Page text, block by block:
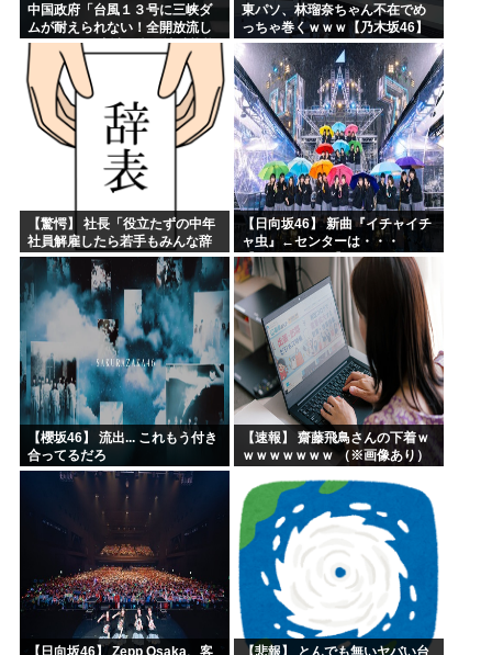
中国政府「台風１３号に三峡ダ
ムが耐えられない！全開放流し
ろ！」⇒ 下流域の街が壊滅状態
ｗｗｗｗｗ
東パソ、林瑠奈ちゃん不在でめ
っちゃ巻くｗｗｗ【乃木坂46】
【驚愕】 社長「役立たずの中年
社員解雇したら若手もみんな辞
めてしまった…」
【日向坂46】 新曲『イチャイチ
ャ虫』←センターは・・・
【18thシングル】
【櫻坂46】 流出... これもう付き
合ってるだろ
【速報】 齋藤飛鳥さんの下着ｗ
ｗｗｗｗｗｗｗ （※画像あり）
【日向坂46】 Zepp Osaka、客 【悲報】 とんでも無いヤバい台